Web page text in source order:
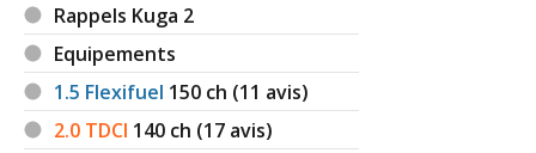
Rappels Kuga 2
Equipements
1.5 Flexifuel 150 ch (11 avis)
2.0 TDCI 140 ch (17 avis)